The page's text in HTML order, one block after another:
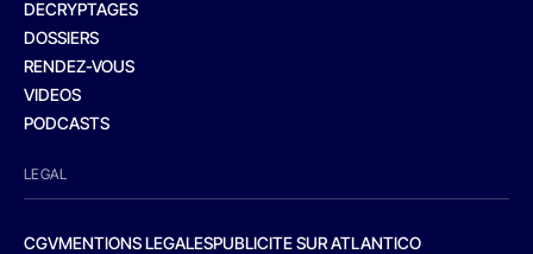
DECRYPTAGES
DOSSIERS
RENDEZ-VOUS
VIDEOS
PODCASTS
LEGAL
CGVMENTIONS LEGALESPUBLICITE SUR ATLANTICO